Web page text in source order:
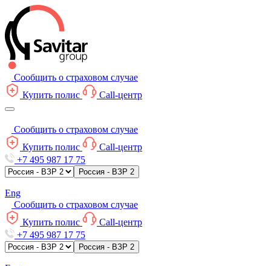
Сообщить о страховом случае
Купить полис
Call-центр
Сообщить о страховом случае
Купить полис
Call-центр
+7 495 987 17 75
Россия - ВЗР 2
Eng
Сообщить о страховом случае
Купить полис
Call-центр
+7 495 987 17 75
Россия - ВЗР 2